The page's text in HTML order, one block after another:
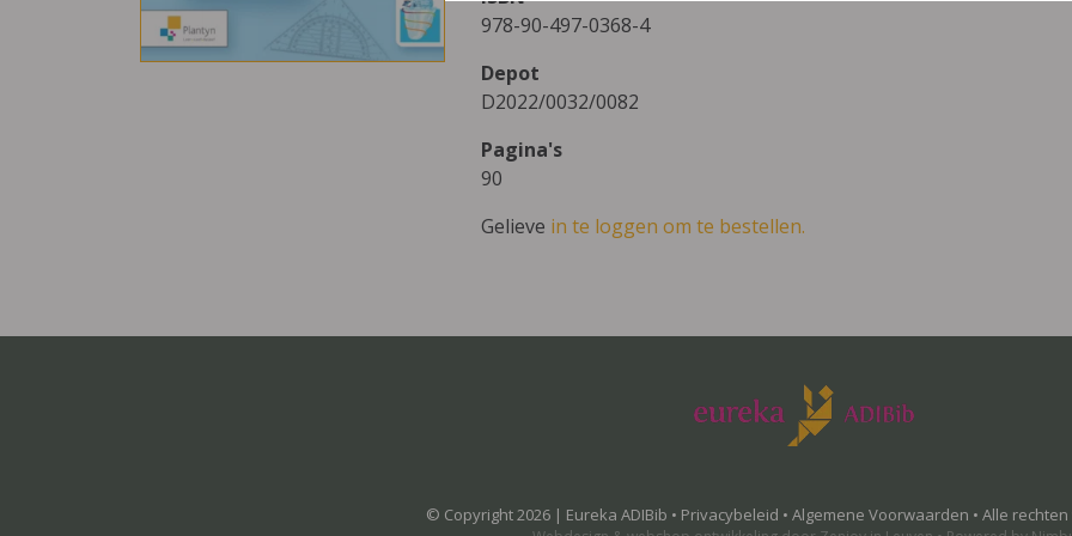
978-90-497-0368-4
Depot
D2022/0032/0082
Pagina's
90
Gelieve in te loggen om te bestellen.
© Copyright 2026 | Eureka ADIBib • Privacybeleid • Algemene Voorwaarden • Alle